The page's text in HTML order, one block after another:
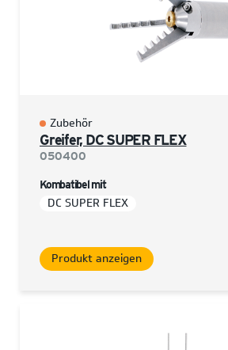
Zubehör
Greifer, DC SUPER FLEX
050400
Kombatibel mit
DC SUPER FLEX
Produkt anzeigen